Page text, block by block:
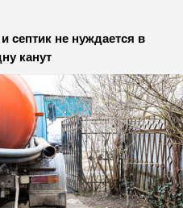
септик не нуждается в
канут